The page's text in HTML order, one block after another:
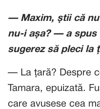
— Maxim, știi că nu
nu-i așa? — a spus
sugerez să pleci la
— La țară? Despre
Tamara, epuizată.
care avusese cea